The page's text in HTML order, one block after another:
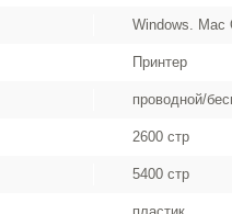
Windows. Mac
Принтер
проводной/
2600 стр
5400 стр